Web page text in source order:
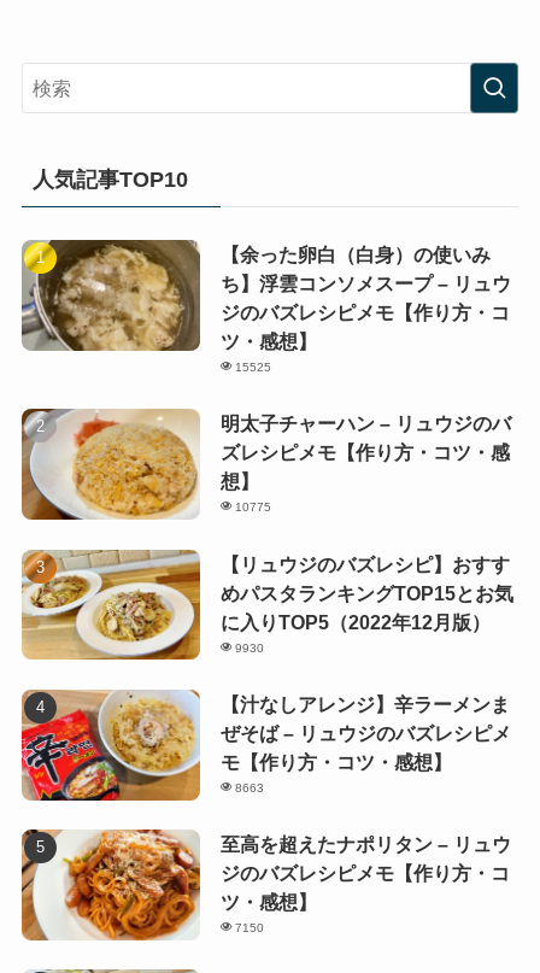
人気記事TOP10
【余った卵白（白身）の使いみ
ち】浮雲コンソメスープ – リュウ
ジのバズレシピメモ【作り方・コ
ツ・感想】
15525
明太子チャーハン – リュウジのバ
ズレシピメモ【作り方・コツ・感
想】
10775
【リュウジのバズレシピ】おすす
めパスタランキングTOP15とお気
に入りTOP5（2022年12月版）
9930
【汁なしアレンジ】辛ラーメンま
ぜそば – リュウジのバズレシピメ
モ【作り方・コツ・感想】
8663
至高を超えたナポリタン – リュウ
ジのバズレシピメモ【作り方・コ
ツ・感想】
7150